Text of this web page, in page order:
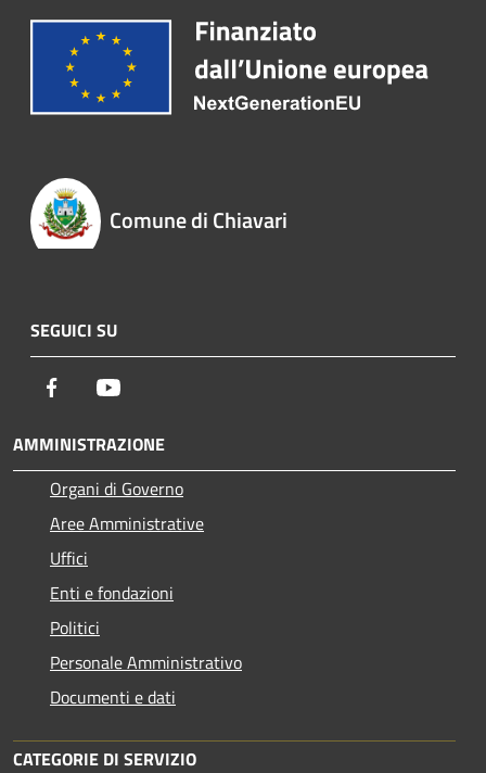
Comune di Chiavari
SEGUICI SU
Facebook
AMMINISTRAZIONE
Organi di Governo
Aree Amministrative
Uffici
Enti e fondazioni
Politici
Personale Amministrativo
Documenti e dati
CATEGORIE DI SERVIZIO